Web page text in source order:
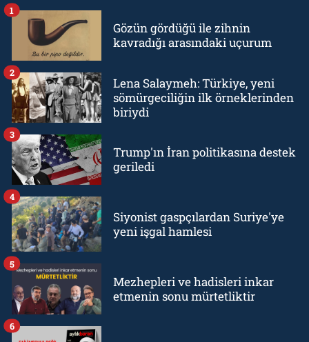
Gözün gördüğü ile zihnin
kavradığı arasındaki uçurum
1
Lena Salaymeh: Türkiye, yeni
sömürgeciliğin ilk örneklerinden
biriydi
2
Trump'ın İran politikasına destek
geriledi
3
Siyonist gaspçılardan Suriye'ye
yeni işgal hamlesi
4
Mezhepleri ve hadisleri inkar
etmenin sonu mürtetliktir
5
6